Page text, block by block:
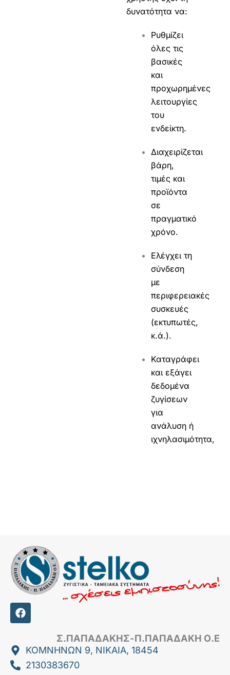
δυνατότητα να:
Ρυθμίζει
όλες τις
βασικές
και
προχωρημένες
λειτουργίες
του
ενδείκτη.
Διαχειρίζεται
βάρη,
τιμές και
προϊόντα
σε
πραγματικό
χρόνο.
Ελέγχει τη
σύνδεση
με
περιφερειακές
συσκευές
(εκτυπωτές,
κ.ά.).
Καταγράφει
και εξάγει
δεδομένα
ζυγίσεων
για
ανάλυση ή
ιχνηλασιμότητα,
F
a
o
Σ.ΠΑΠΑΔΑΚΗΣ-Π.ΠΑΠΑΔΑΚΗ Ο.Ε
ΚΟΜΝΗΝΩΝ 9, ΝΙΚΑΙΑ, 18454
2130383670